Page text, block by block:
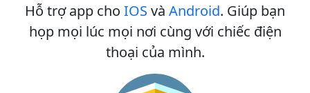
Hỗ trợ app cho IOS và Android. Giúp bạn
họp mọi lúc mọi nơi cùng với chiếc điện
thoại của mình.